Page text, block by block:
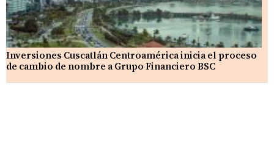
Inversiones Cuscatlán Centroamérica inicia el proceso
de cambio de nombre a Grupo Financiero BSC